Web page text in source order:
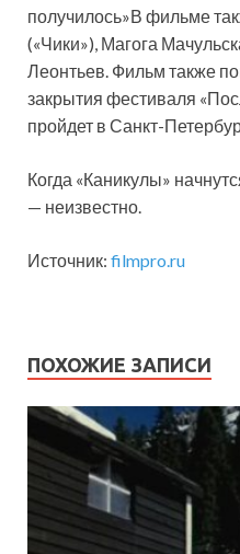
получилось»В фильме
(«Чики»), Магога
Леонтьев. Фильм также
закрытия фестиваля
пройдет в Санкт-
Когда «Каникулы»
— неизвестно.
Источник: filmpro.ru
ПОХОЖИЕ ЗАПИСИ